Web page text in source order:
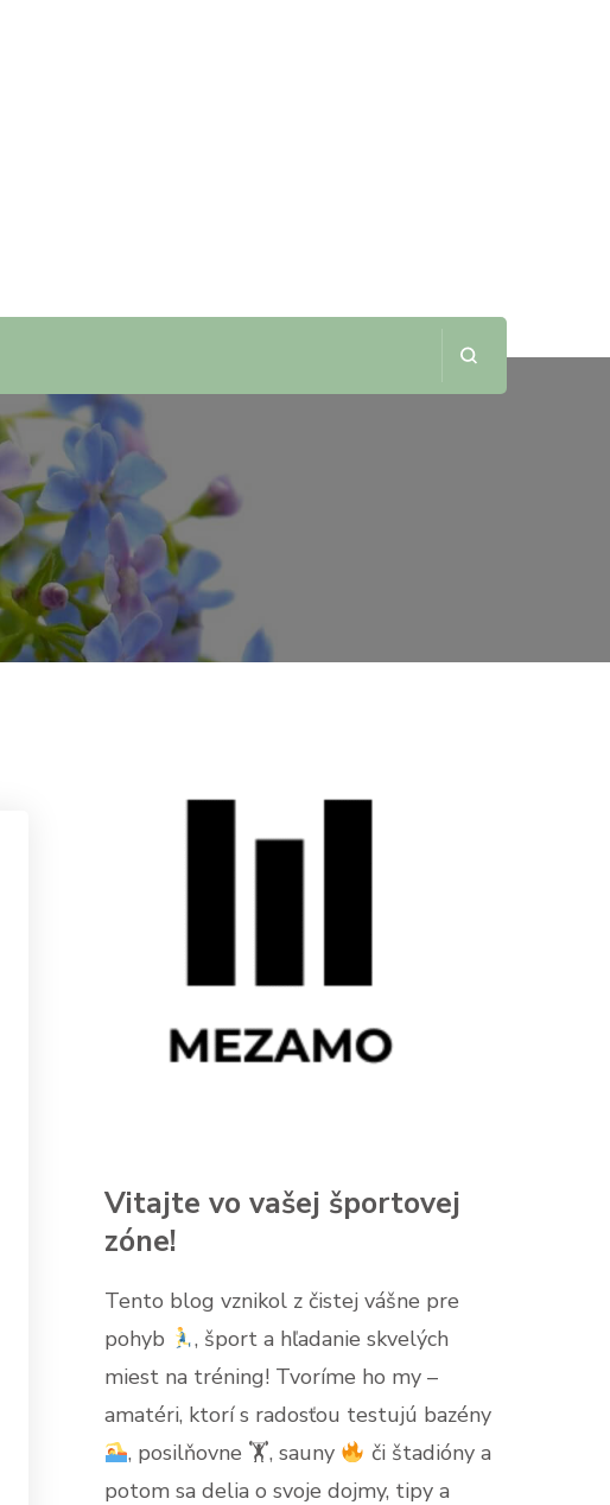
Vitajte vo vašej športovej
zóne!
Tento blog vznikol z čistej vášne pre
pohyb
, šport a hľadanie skvelých
miest na tréning! Tvoríme ho my –
amatéri, ktorí s radosťou testujú bazény
, posilňovne 🏋, sauny
či štadióny a
potom sa delia o svoje dojmy, tipy a